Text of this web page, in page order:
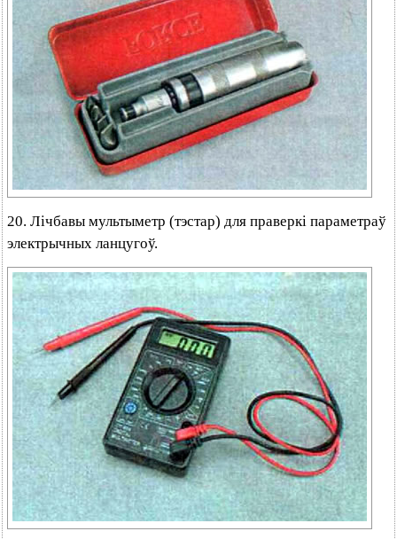
20. Лічбавы мультыметр (тэстар) для праверкі параметраў
электрычных ланцугоў.